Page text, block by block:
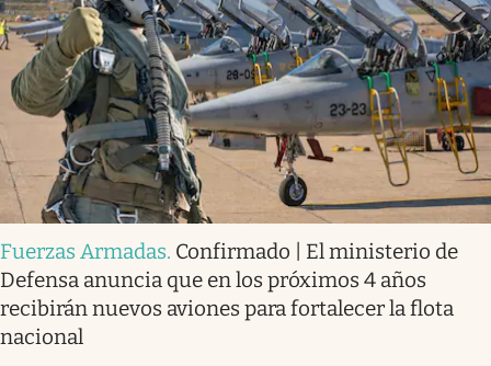
Fuerzas Armadas. Confirmado | El ministerio de
Defensa anuncia que en los próximos 4 años
recibirán nuevos aviones para fortalecer la flota
nacional